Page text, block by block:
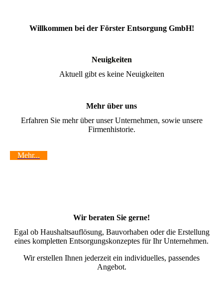
Willkommen bei der Förster Entsorgung GmbH!
Neuigkeiten
Aktuell gibt es keine Neuigkeiten
Mehr über uns
Erfahren Sie mehr über unser Unternehmen, sowie unsere
Firmenhistorie.
Mehr...
Wir beraten Sie gerne!
Egal ob Haushaltsauflösung, Bauvorhaben oder die Erstellung
eines kompletten Entsorgungskonzeptes für Ihr Unternehmen.
Wir erstellen Ihnen jederzeit ein individuelles, passendes
Angebot.